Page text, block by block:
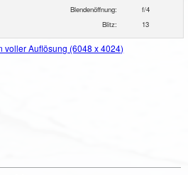
Blendenöffnung:
f/4
Blitz:
13
voller Auflösung (6048 x 4024)